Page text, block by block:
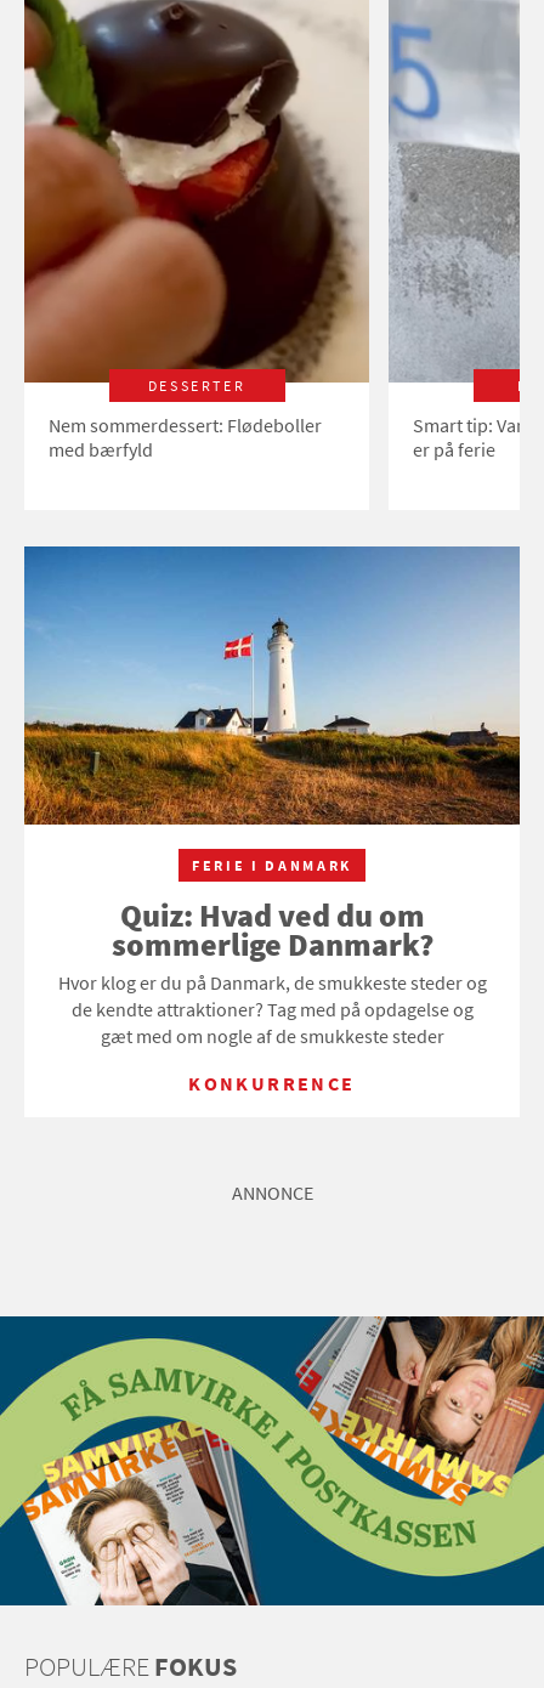
DESSERTER
Nem sommerdessert: Flødeboller
med bærfyld
Smart tip:
er på ferie
FERIE I DANMARK
Quiz: Hvad ved du om
sommerlige Danmark?
Hvor klog er du på Danmark, de smukkeste steder og
de kendte attraktioner? Tag med på opdagelse og
gæt med om nogle af de smukkeste steder
KONKURRENCE
ANNONCE
POPULÆREFOKUS